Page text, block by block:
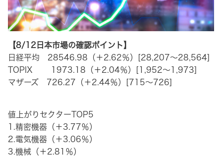
【8/12日本市場の確認ポイント】
日経平均 28546.98（＋2.62％）[28,207～28,564]
TOPIX 1973.18（＋2.04％）[1,952～1,973]
マザーズ 726.27（＋2.44％）[715～726]
値上がりセクターTOP5
1.精密機器（＋3.77％）
2.電気機器（＋3.06％）
3.機械（＋2.81％）